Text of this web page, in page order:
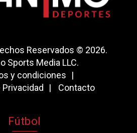
Reservados © 2026.
Sports Media LLC.
y condiciones
Contacto
Fútbol